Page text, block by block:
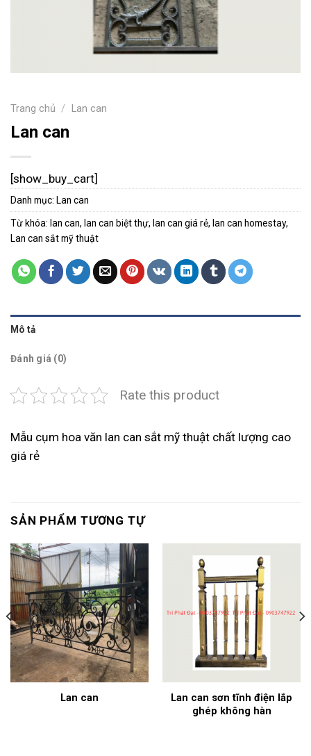
Trang chủ / Lan can
Lan can
[show_buy_cart]
Danh mục: Lan can
Từ khóa: lan can, lan can biệt thự, lan can giá rẻ, lan can homestay,
Lan can sắt mỹ thuật
Mô tả
Đánh giá (0)
Rate this product
Mẫu cụm hoa văn lan can sắt mỹ thuật chất lượng cao
giá rẻ
SẢN PHẨM TƯƠNG TỰ
Lan can
Lan can sơn tĩnh điện lắp
ghép không hàn